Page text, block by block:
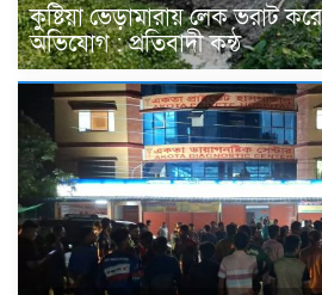
কুষ্টিয়া ভেড়ামারায় লেক ভরাট করে
অভিযোগ : প্রতিবাদী কন্ঠ